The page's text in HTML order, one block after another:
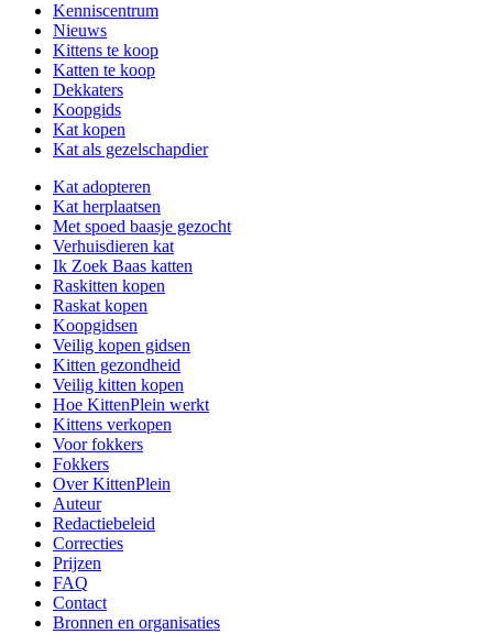
Kenniscentrum
Nieuws
Kittens te koop
Katten te koop
Dekkaters
Koopgids
Kat kopen
Kat als gezelschapdier
Kat adopteren
Kat herplaatsen
Met spoed baasje gezocht
Verhuisdieren kat
Ik Zoek Baas katten
Raskitten kopen
Raskat kopen
Koopgidsen
Veilig kopen gidsen
Kitten gezondheid
Veilig kitten kopen
Hoe KittenPlein werkt
Kittens verkopen
Voor fokkers
Fokkers
Over KittenPlein
Auteur
Redactiebeleid
Correcties
Prijzen
FAQ
Contact
Bronnen en organisaties